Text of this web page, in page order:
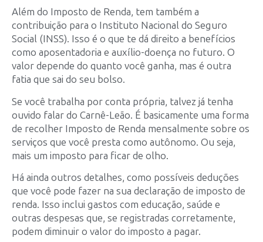
Além do Imposto de Renda, tem também a
contribuição para o Instituto Nacional do Seguro
Social (INSS). Isso é o que te dá direito a benefícios
como aposentadoria e auxílio-doença no futuro. O
valor depende do quanto você ganha, mas é outra
fatia que sai do seu bolso.
Se você trabalha por conta própria, talvez já tenha
ouvido falar do Carnê-Leão. É basicamente uma forma
de recolher Imposto de Renda mensalmente sobre os
serviços que você presta como autônomo. Ou seja,
mais um imposto para ficar de olho.
Há ainda outros detalhes, como possíveis deduções
que você pode fazer na sua declaração de imposto de
renda. Isso inclui gastos com educação, saúde e
outras despesas que, se registradas corretamente,
podem diminuir o valor do imposto a pagar.